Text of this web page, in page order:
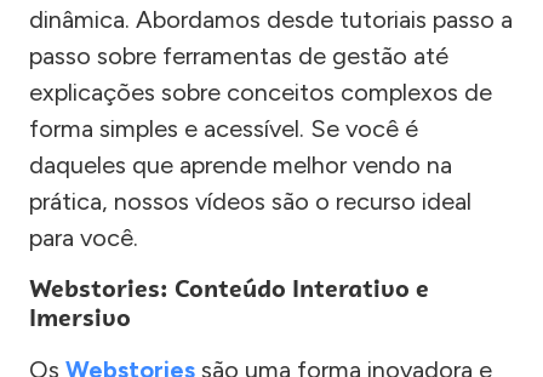
dinâmica. Abordamos desde tutoriais passo a
passo sobre ferramentas de gestão até
explicações sobre conceitos complexos de
forma simples e acessível. Se você é
daqueles que aprende melhor vendo na
prática, nossos vídeos são o recurso ideal
para você.
Webstories: Conteúdo Interativo e
Imersivo
Os Webstories são uma forma inovadora e